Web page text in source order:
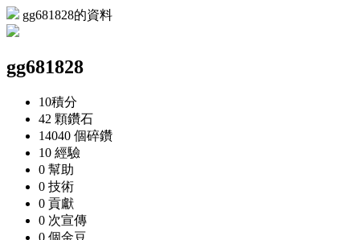
gg681828的資料
gg681828
10積分
42 顆鑽石
14040 個碎鑽
10 經驗
0 幫助
0 技術
0 貢獻
0 次宣傳
0 個金豆